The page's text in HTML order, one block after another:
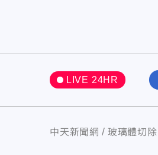
LIVE 24HR
中天新聞網 玻璃體切除